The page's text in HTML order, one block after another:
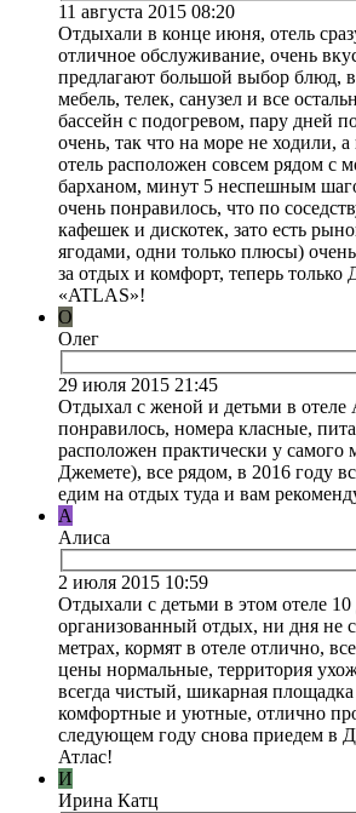
11 августа 2015 08:20
Отдыхали в конце июня, отель
отличное обслуживание, очень
предлагают большой выбор блюд,
мебель, телек, санузел и все
бассейн с подогревом, пару дней
очень, так что на море не ходили,
отель расположен совсем рядом с
барханом, минут 5 неспешным
очень понравилось, что по
кафешек и дискотек, зато есть
ягодами, одни только плюсы)
за отдых и комфорт, теперь только
«ATLAS»!
О
Олег
29 июля 2015 21:45
Отдыхал с женой и детьми в
понравилось, номера класные,
расположен практически у самого
Джемете), все рядом, в 2016 году
едим на отдых туда и вам
А
Алиса
2 июля 2015 10:59
Отдыхали с детьми в этом отеле
организованный отдых, ни дня не
метрах, кормят в отеле отлично,
цены нормальные, территория
всегда чистый, шикарная
комфортные и уютные, отлично
следующем году снова приедем в
Атлас!
И
Ирина Катц